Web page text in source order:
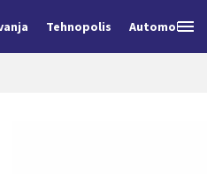
Tehnopolis Automobili